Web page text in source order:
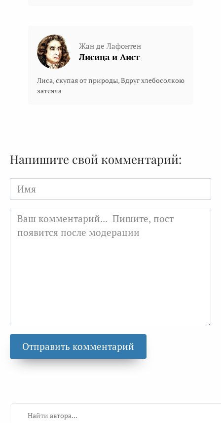
Жан де Лафонтен
Лисица и Аист
Лиса, скупая от природы, Вдруг хлебосолкою
затеяла
Напишите свой комментарий:
Имя